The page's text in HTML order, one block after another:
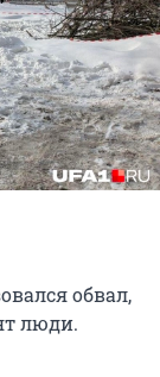
обвал,
люди.